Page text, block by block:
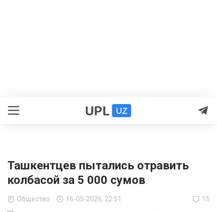
Ташкентцев пытались отравить
колбасой за 5 000 сумов
Общество 16-05-2026, 22:51 15